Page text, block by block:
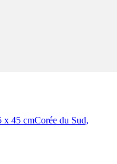
x 45 cmCorée du Sud,